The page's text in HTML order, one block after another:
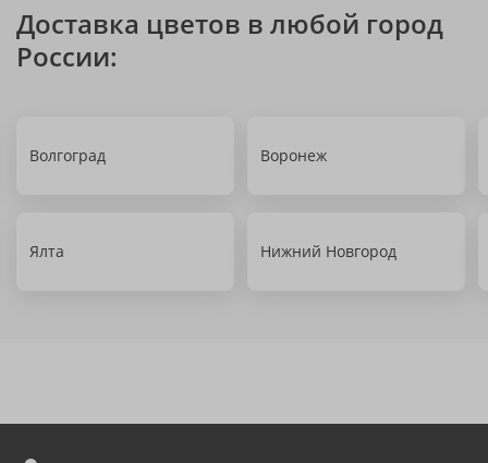
Доставка цветов в любой город
России:
Волгоград Воронеж
Ялта Нижний Новгород